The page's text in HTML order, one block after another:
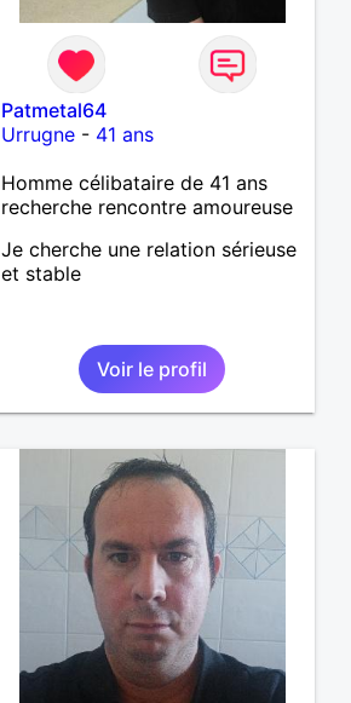
Patmetal64
Urrugne - 41 ans
Homme célibataire de 41 ans
recherche rencontre amoureuse
Je cherche une relation sérieuse
et stable
Voir le profil